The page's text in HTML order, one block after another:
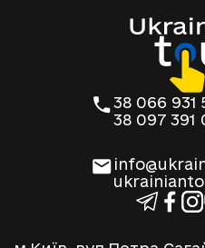
38 066 931
38 097 391